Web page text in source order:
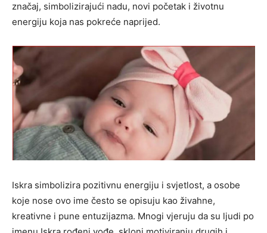
značaj, simbolizirajući nadu, novi početak i životnu
energiju koja nas pokreće naprijed.
Iskra simbolizira pozitivnu energiju i svjetlost, a osobe
koje nose ovo ime često se opisuju kao živahne,
kreativne i pune entuzijazma. Mnogi vjeruju da su ljudi po